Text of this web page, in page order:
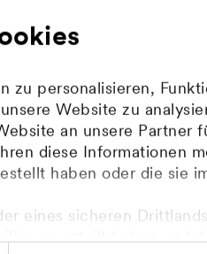
zu personalisieren,
Website zu
an unsere Partner
diese Informationen
haben oder die sie
eines sicheren
Oktober 2010 -
22. April 2011